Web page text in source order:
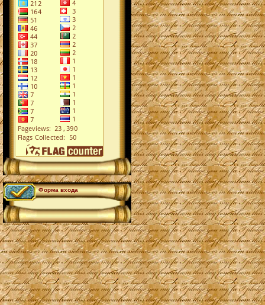
Форма входа